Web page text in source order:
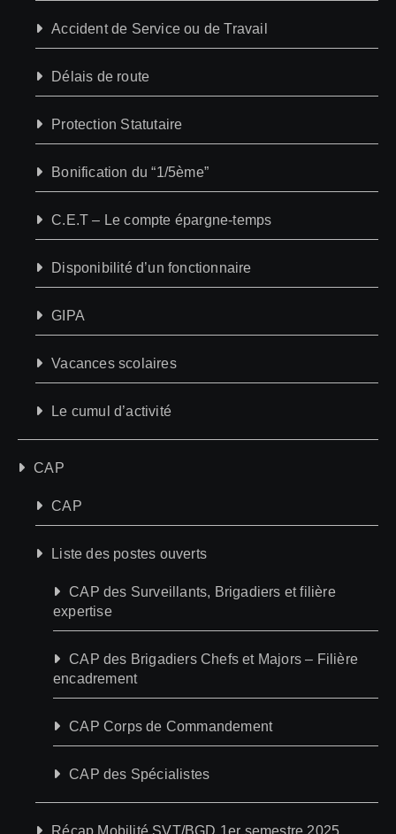
Accident de Service ou de Travail
Délais de route
Protection Statutaire
Bonification du “1/5ème”
C.E.T – Le compte épargne-temps
Disponibilité d’un fonctionnaire
GIPA
Vacances scolaires
Le cumul d’activité
CAP
CAP
Liste des postes ouverts
CAP des Surveillants, Brigadiers et filière
expertise
CAP des Brigadiers Chefs et Majors – Filière
encadrement
CAP Corps de Commandement
CAP des Spécialistes
Récap Mobilité SVT/BGD 1er semestre 2025